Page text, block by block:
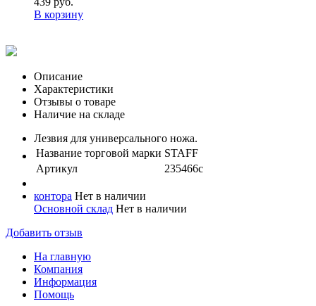
В корзину
Описание
Характеристики
Отзывы о товаре
Наличие на складе
Лезвия для универсального ножа.
Название торговой марки STAFF
Артикул
235466с
контора Нет в наличии
Основной склад Нет в наличии
Добавить отзыв
На главную
Компания
Информация
Помощь